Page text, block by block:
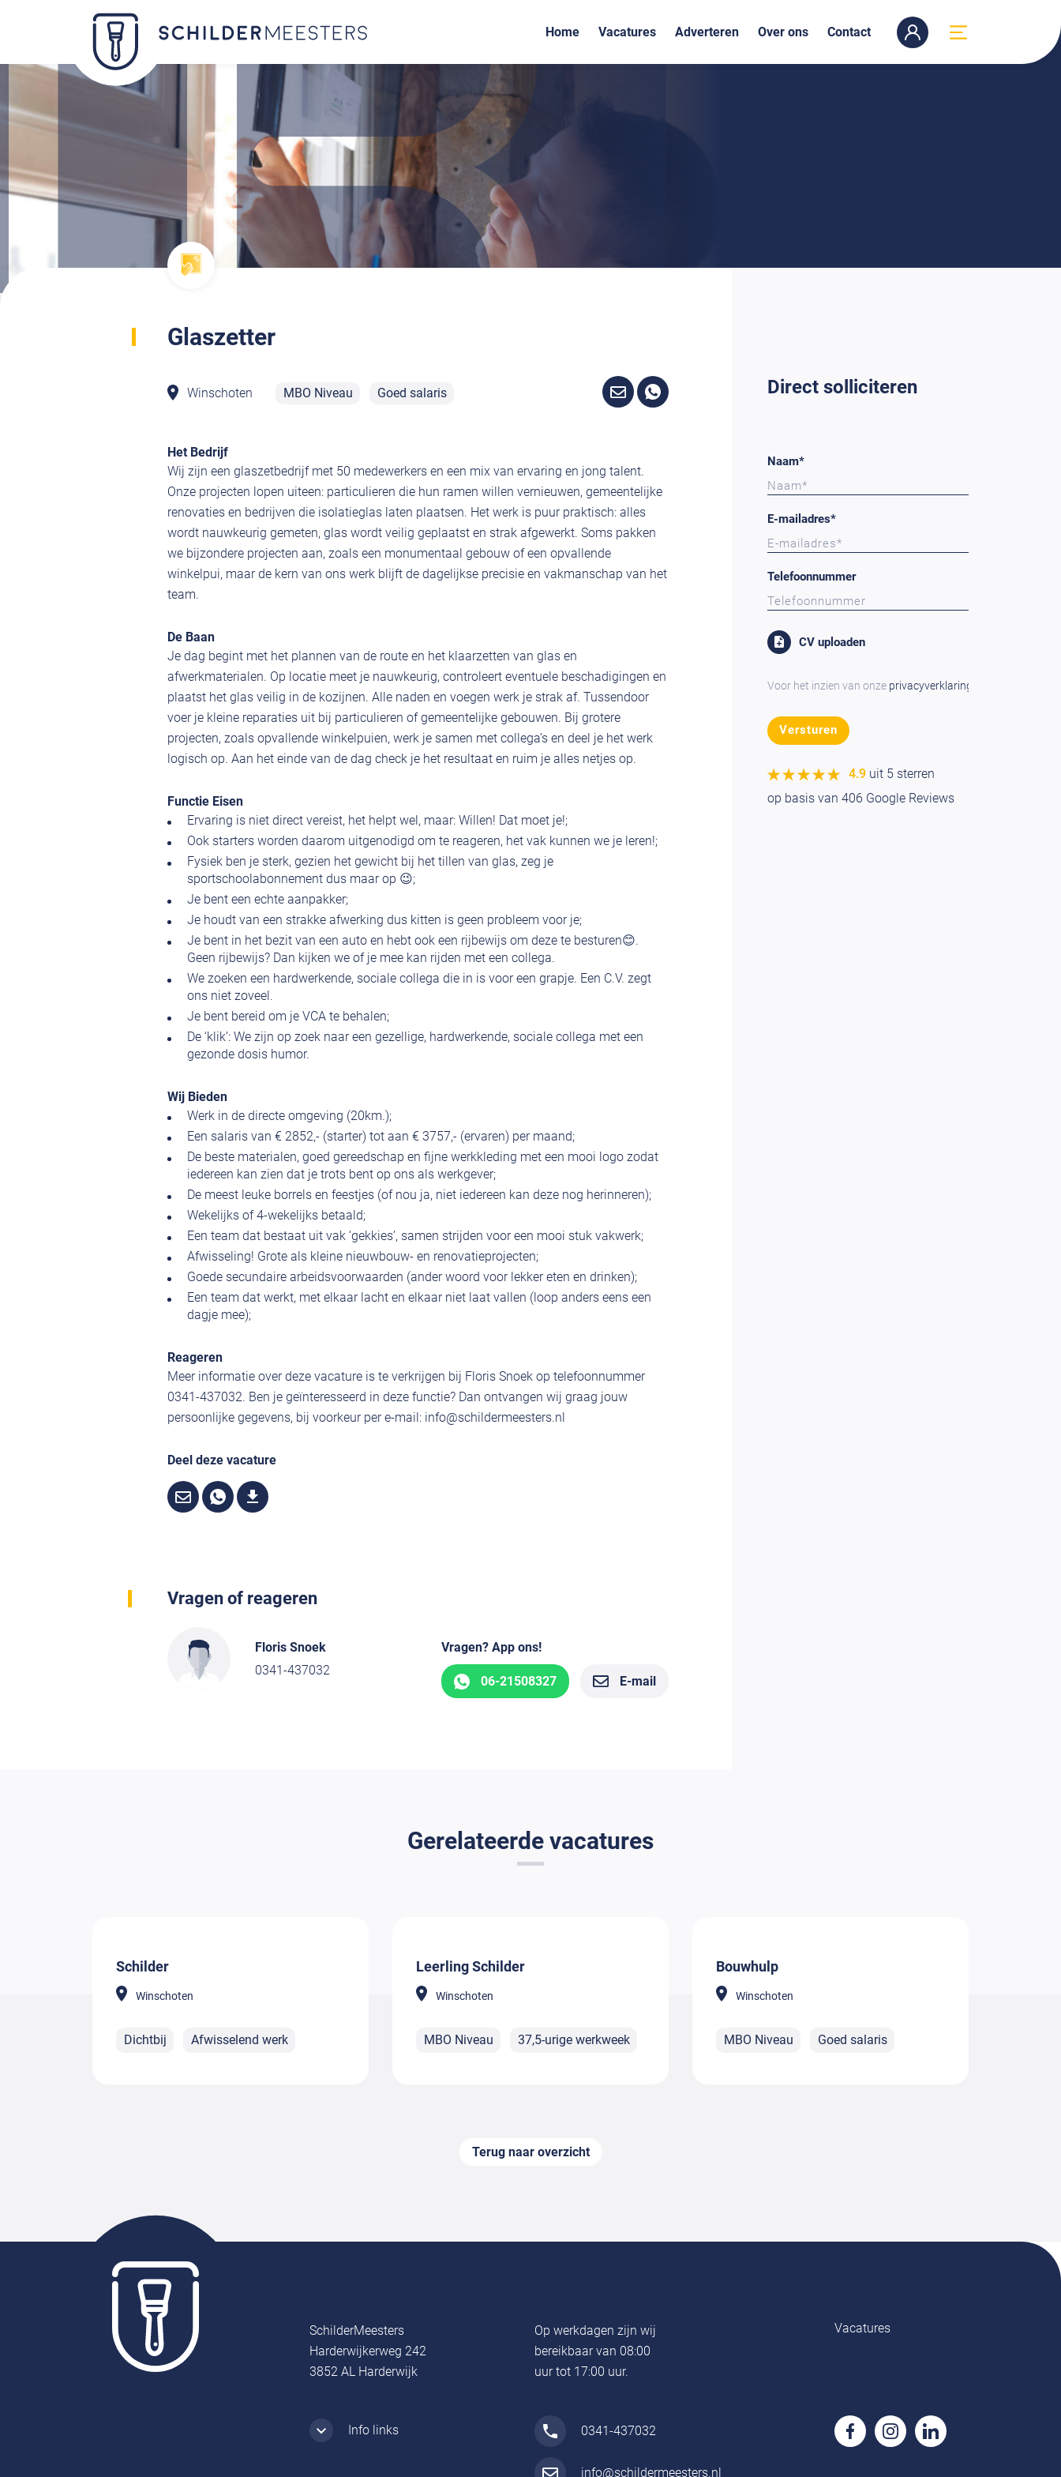
Home Vacatures Adverteren Over ons Contact
Glaszetter
Winschoten MBO Niveau Goed salaris
Het Bedrijf
Wij zijn een glaszetbedrijf met 50 medewerkers en een mix van ervaring en jong talent.
Onze projecten lopen uiteen: particulieren die hun ramen willen vernieuwen, gemeentelijke
renovaties en bedrijven die isolatieglas laten plaatsen. Het werk is puur praktisch: alles
wordt nauwkeurig gemeten, glas wordt veilig geplaatst en strak afgewerkt. Soms pakken
we bijzondere projecten aan, zoals een monumentaal gebouw of een opvallende
winkelpui, maar de kern van ons werk blijft de dagelijkse precisie en vakmanschap van het
team.
De Baan
Je dag begint met het plannen van de route en het klaarzetten van glas en
afwerkmaterialen. Op locatie meet je nauwkeurig, controleert eventuele beschadigingen en
plaatst het glas veilig in de kozijnen. Alle naden en voegen werk je strak af. Tussendoor
voer je kleine reparaties uit bij particulieren of gemeentelijke gebouwen. Bij grotere
projecten, zoals opvallende winkelpuien, werk je samen met collega’s en deel je het werk
logisch op. Aan het einde van de dag check je het resultaat en ruim je alles netjes op.
Functie Eisen
Ervaring is niet direct vereist, het helpt wel, maar: Willen! Dat moet je!;
Ook starters worden daarom uitgenodigd om te reageren, het vak kunnen we je leren!;
Fysiek ben je sterk, gezien het gewicht bij het tillen van glas, zeg je
sportschoolabonnement dus maar op 😉;
Je bent een echte aanpakker;
Je houdt van een strakke afwerking dus kitten is geen probleem voor je;
Je bent in het bezit van een auto en hebt ook een rijbewijs om deze te besturen😊.
Geen rijbewijs? Dan kijken we of je mee kan rijden met een collega.
We zoeken een hardwerkende, sociale collega die in is voor een grapje. Een C.V. zegt
ons niet zoveel.
Je bent bereid om je VCA te behalen;
De ‘klik’: We zijn op zoek naar een gezellige, hardwerkende, sociale collega met een
gezonde dosis humor.
Wij Bieden
Werk in de directe omgeving (20km.);
Een salaris van € 2852,- (starter) tot aan € 3757,- (ervaren) per maand;
De beste materialen, goed gereedschap en fijne werkkleding met een mooi logo zodat
iedereen kan zien dat je trots bent op ons als werkgever;
De meest leuke borrels en feestjes (of nou ja, niet iedereen kan deze nog herinneren);
Wekelijks of 4-wekelijks betaald;
Een team dat bestaat uit vak ‘gekkies’, samen strijden voor een mooi stuk vakwerk;
Afwisseling! Grote als kleine nieuwbouw- en renovatieprojecten;
Goede secundaire arbeidsvoorwaarden (ander woord voor lekker eten en drinken);
Een team dat werkt, met elkaar lacht en elkaar niet laat vallen (loop anders eens een
dagje mee);
Reageren
Meer informatie over deze vacature is te verkrijgen bij Floris Snoek op telefoonnummer
0341-437032. Ben je geïnteresseerd in deze functie? Dan ontvangen wij graag jouw
persoonlijke gegevens, bij voorkeur per e-mail: info@schildermeesters.nl
Deel deze vacature
Vragen of reageren
Floris Snoek
0341-437032
Vragen? App ons!
06-21508327 E-mail
Direct solliciteren
Naam*
E-mailadres*
Telefoonnummer
CV uploaden
Voor het inzien van onze privacyverklaring
★★★★★
★★★★★ 4.9 uit 5 sterren
op basis van 406 Google Reviews
Gerelateerde vacatures
Schilder
Winschoten
Dichtbij Afwisselend werk
Leerling Schilder
Winschoten
MBO Niveau 37,5-urige werkweek
Bouwhulp
Winschoten
MBO Niveau Goed salaris
Terug naar overzicht
SchilderMeesters
Harderwijkerweg 242
3852 AL Harderwijk
Op werkdagen zijn wij
bereikbaar van 08:00
uur tot 17:00 uur.
Vacatures
Info links 0341-437032
info@schildermeesters.nl